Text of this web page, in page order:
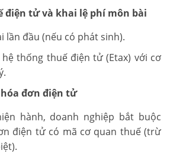
điện tử và khai lệ phí môn bài
lần đầu (nếu có phát sinh).
thống thuế điện tử (Etax) với cơ
đơn điện tử
hành, doanh nghiệp bắt buộc
điện tử có mã cơ quan thuế (trừ